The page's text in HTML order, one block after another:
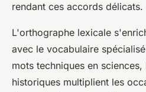
rendant ces accords délicats.
L'orthographe lexicale
avec le vocabulaire
mots techniques en
historiques multiplient les